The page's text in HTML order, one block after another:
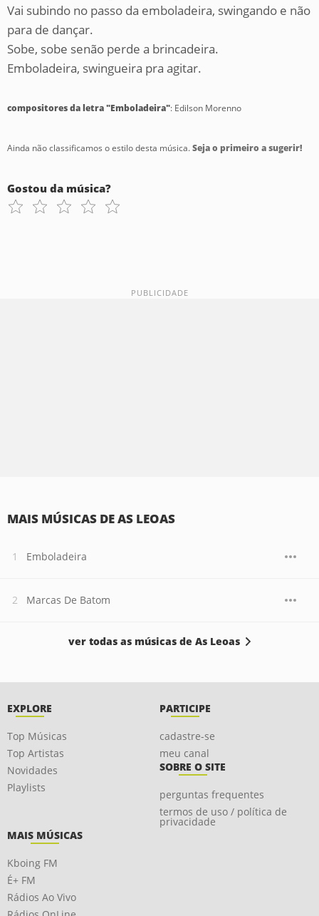
Vai subindo no passo da emboladeira, swingando e não
para de dançar.
Sobe, sobe senão perde a brincadeira.
Emboladeira, swingueira pra agitar.
compositores da letra "Emboladeira": Edilson Morenno
Ainda não classificamos o estilo desta música.Seja o primeiro a sugerir!
Gostou da música?
MAIS MÚSICAS DE AS LEOAS
Emboladeira
Marcas De Batom
ver todas as músicas de As Leoas
EXPLORE
Top Músicas
Top Artistas
Novidades
Playlists
PARTICIPE
cadastre-se
meu canal
SOBRE O SITE
perguntas frequentes
termos de uso / política de
privacidade
MAIS MÚSICAS
Kboing FM
É+ FM
Rádios Ao Vivo